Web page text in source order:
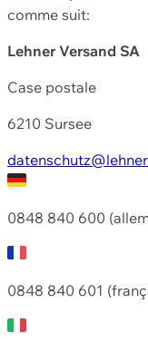
comme suit:
Lehner Versand SA
Case postale
6210 Sursee
0848 840 600
0848 840 601